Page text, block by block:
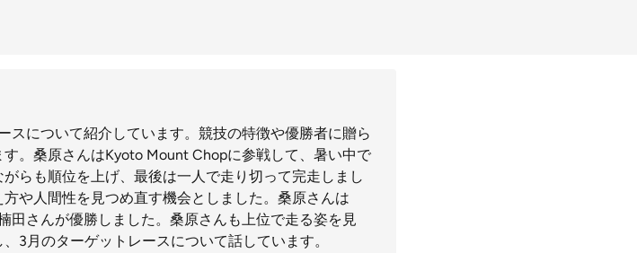
について紹介しています。競技の特徴や優勝者に贈ら
。桑原さんはKyoto Mount Chopに参戦して、暑い中で
らも順位を上げ、最後は一人で走り切って完走しまし
や人間性を見つめ直す機会としました。桑原さんは
さんが優勝しました。桑原さんも上位で走る姿を見
3月のターゲットレースについて話しています。